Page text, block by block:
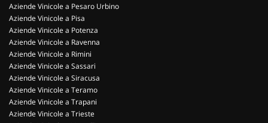
Aziende Vinicole a Pesaro Urbino
Aziende Vinicole a Pisa
Aziende Vinicole a Potenza
Aziende Vinicole a Ravenna
Aziende Vinicole a Rimini
Aziende Vinicole a Sassari
Aziende Vinicole a Siracusa
Aziende Vinicole a Teramo
Aziende Vinicole a Trapani
Aziende Vinicole a Trieste